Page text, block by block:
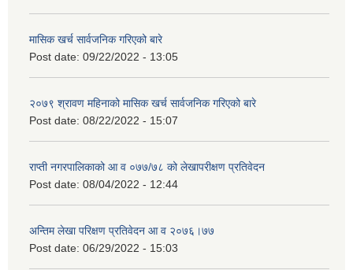
मासिक खर्च सार्वजनिक गरिएको बारे
Post date: 09/22/2022 - 13:05
२०७९ श्रावण महिनाको मासिक खर्च सार्वजनिक गरिएको बारे
Post date: 08/22/2022 - 15:07
राप्ती नगरपालिकाको आ व ०७७/७८ को लेखापरीक्षण प्रतिवेदन
Post date: 08/04/2022 - 12:44
अन्तिम लेखा परिक्षण प्रतिवेदन आ व २०७६।७७
Post date: 06/29/2022 - 15:03